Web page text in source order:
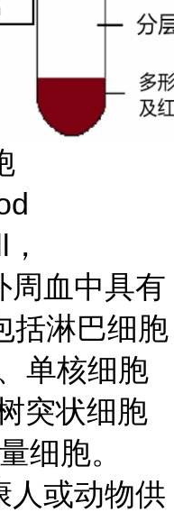
周血中具有
括淋巴细胞
单核细胞
突状细胞
细胞。
人或动物供